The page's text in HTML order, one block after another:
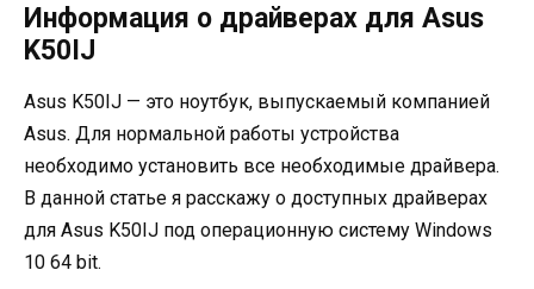
Информация о драйверах для Asus
K50IJ
Asus K50IJ — это ноутбук, выпускаемый компанией
Asus. Для нормальной работы устройства
необходимо установить все необходимые драйвера.
В данной статье я расскажу о доступных драйверах
для Asus K50IJ под операционную систему Windows
10 64 bit.